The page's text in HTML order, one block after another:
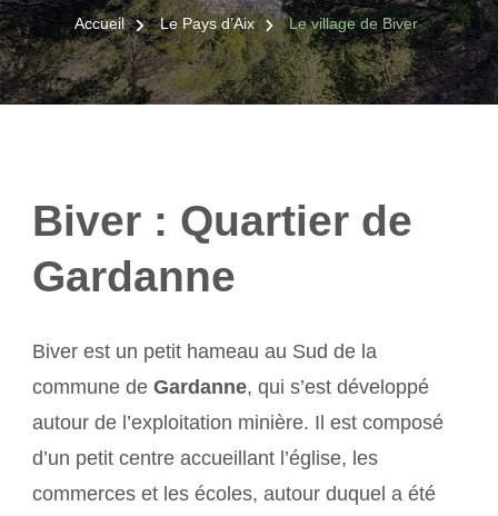
Accueil Le Pays d’Aix Le village de Biver
Biver : Quartier de
Gardanne
Biver est un petit hameau au Sud de la
commune de Gardanne, qui s’est développé
autour de l’exploitation minière. Il est composé
d’un petit centre accueillant l’église, les
commerces et les écoles, autour duquel a été